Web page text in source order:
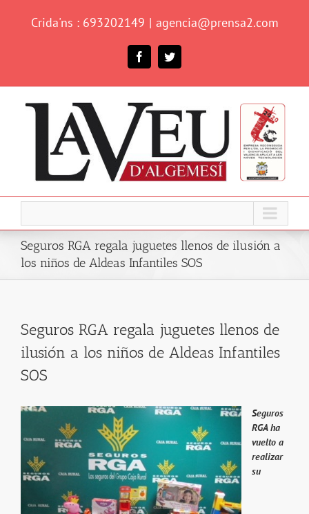
Crida'ns : 693202149 | agencia@prensa2.com
FacebookTwitter
Seguros RGA regala juguetes llenos de ilusión a
los niños de Aldeas Infantiles SOS
Seguros RGA regala juguetes llenos de
ilusión a los niños de Aldeas Infantiles
SOS
Seguros
RGA ha
vuelto a
realizar
su